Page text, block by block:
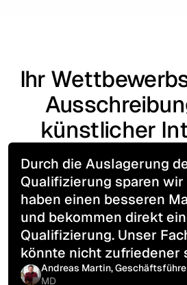
Ihr
künstlicher
Durch die Auslagerung
Qualifizierung sparen wir
haben einen besseren
und bekommen direkt
Qualifizierung. Unser
könnte nicht zufriedener
Andreas Martin,
MD